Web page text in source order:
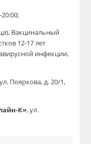
Вакцинальный
12-17 лет
инфекции,
ул. Пояркова, д. 20/1,
К»,ул.